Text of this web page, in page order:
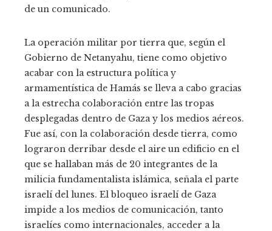
de un comunicado.
La operación militar por tierra que, según el
Gobierno de Netanyahu, tiene como objetivo
acabar con la estructura política y
armamentística de Hamás se lleva a cabo gracias
a la estrecha colaboración entre las tropas
desplegadas dentro de Gaza y los medios aéreos.
Fue así, con la colaboración desde tierra, como
lograron derribar desde el aire un edificio en el
que se hallaban más de 20 integrantes de la
milicia fundamentalista islámica, señala el parte
israelí del lunes. El bloqueo israelí de Gaza
impide a los medios de comunicación, tanto
israelíes como internacionales, acceder a la